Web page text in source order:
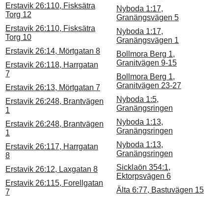
Erstavik 26:110, Fisksätra
Torg 12
Erstavik 26:110, Fisksätra
Torg 10
Erstavik 26:14, Mörtgatan 8
Erstavik 26:118, Harrgatan
7
Erstavik 26:13, Mörtgatan 7
Erstavik 26:248, Brantvägen
1
Erstavik 26:248, Brantvägen
1
Erstavik 26:117, Harrgatan
8
Erstavik 26:12, Laxgatan 8
Erstavik 26:115, Forellgatan
7
Nyboda 1:17,
Granängsvägen 5
Nyboda 1:17,
Granängsvägen 1
Bollmora Berg 1,
Granitvägen 9-15
Bollmora Berg 1,
Granitvägen 23-27
Nyboda 1:5,
Granängsringen
Nyboda 1:13,
Granängsringen
Nyboda 1:13,
Granängsringen
Sicklaön 354:1,
Ektorpsvägen 6
Älta 6:77, Bastuvägen 15